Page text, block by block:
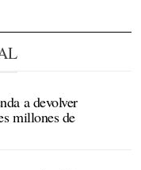
a devolver
millones de